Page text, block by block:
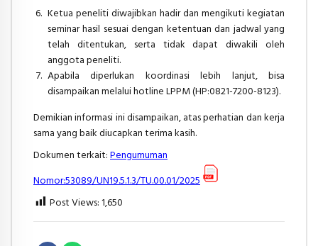
Ketua peneliti diwajibkan hadir dan mengikuti kegiatan
seminar hasil sesuai dengan ketentuan dan jadwal yang
telah ditentukan, serta tidak dapat diwakili oleh
anggota peneliti.
Apabila diperlukan koordinasi lebih lanjut, bisa
disampaikan melaluihotline LPPM (HP:0821-7200-8123).
Demikian informasi ini disampaikan, atas perhatian dan kerja
sama yang baik diucapkan terima kasih.
Dokumen terkait: Pengumuman
Nomor:53089/UN19.5.1.3/TU.00.01/2025
Post Views: 1,650